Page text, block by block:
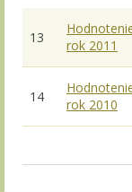
13
rok 2011
14
rok 2010